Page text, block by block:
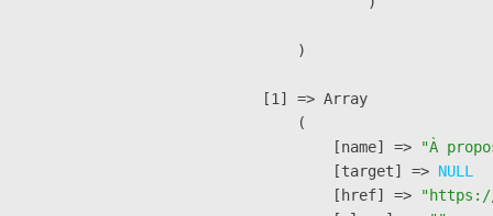
        )
    [1] => Array
        (
            [name] =>
"À
            [target] =>
NULL
            [href] =>